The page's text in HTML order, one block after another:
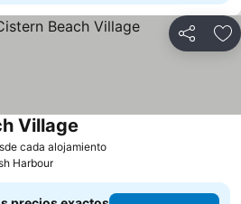
Compartir
cada alojamiento
Village
Harbour